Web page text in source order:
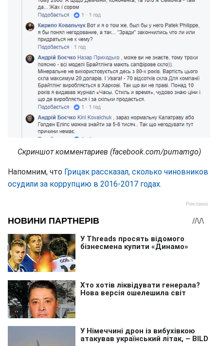
Скриншот комментариев (facebook.com/pumamgo)
Напомним, что Грицак рассказал, сколько чиновников
осудили за коррупцию в 2016-2017 годах.